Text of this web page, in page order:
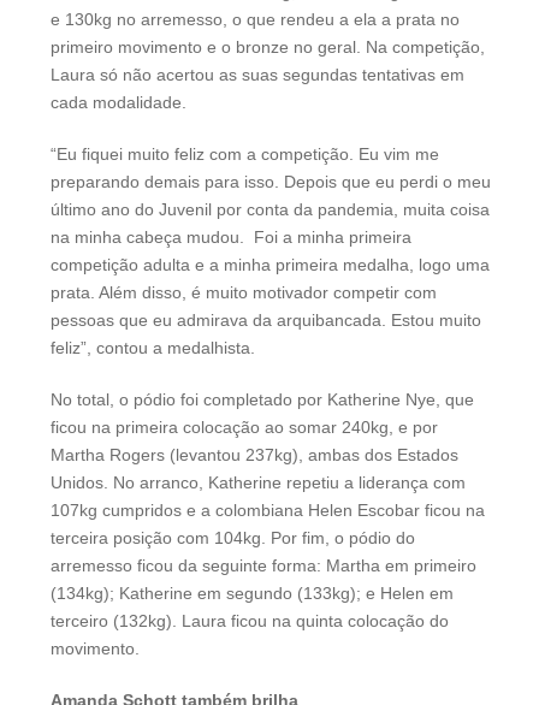
e 130kg no arremesso, o que rendeu a ela a prata no
primeiro movimento e o bronze no geral. Na competição,
Laura só não acertou as suas segundas tentativas em
cada modalidade.
“Eu fiquei muito feliz com a competição. Eu vim me
preparando demais para isso. Depois que eu perdi o meu
último ano do Juvenil por conta da pandemia, muita coisa
na minha cabeça mudou. Foi a minha primeira
competição adulta e a minha primeira medalha, logo uma
prata. Além disso, é muito motivador competir com
pessoas que eu admirava da arquibancada. Estou muito
feliz”, contou a medalhista.
No total, o pódio foi completado por Katherine Nye, que
ficou na primeira colocação ao somar 240kg, e por
Martha Rogers (levantou 237kg), ambas dos Estados
Unidos. No arranco, Katherine repetiu a liderança com
107kg cumpridos e a colombiana Helen Escobar ficou na
terceira posição com 104kg. Por fim, o pódio do
arremesso ficou da seguinte forma: Martha em primeiro
(134kg); Katherine em segundo (133kg); e Helen em
terceiro (132kg). Laura ficou na quinta colocação do
movimento.
Amanda Schott também brilha